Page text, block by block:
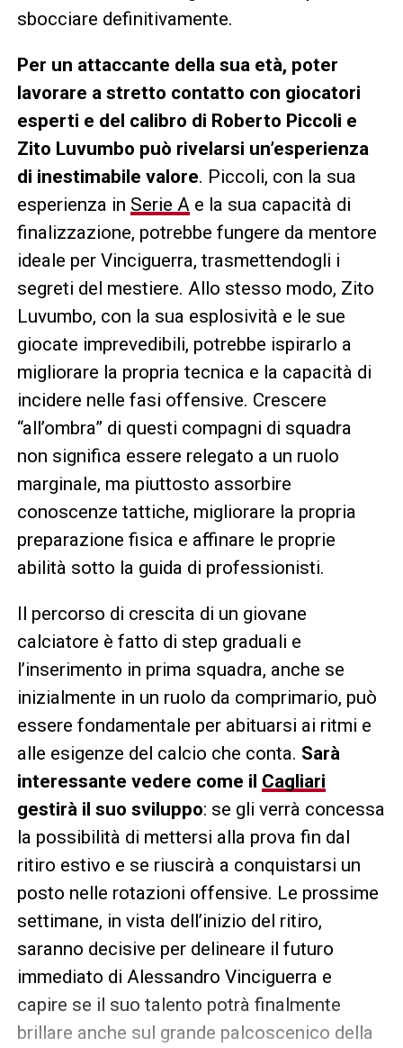
sbocciare definitivamente.
Per un attaccante della sua età, poter
lavorare a stretto contatto con giocatori
esperti e del calibro di Roberto Piccoli e
Zito Luvumbo può rivelarsi un’esperienza
di inestimabile valore. Piccoli, con la sua
esperienza in Serie Ae la sua capacità di
finalizzazione, potrebbe fungere da mentore
ideale per Vinciguerra, trasmettendogli i
segreti del mestiere. Allo stesso modo, Zito
Luvumbo, con la sua esplosività e le sue
giocate imprevedibili, potrebbe ispirarlo a
migliorare la propria tecnica e la capacità di
incidere nelle fasi offensive. Crescere
“all’ombra” di questi compagni di squadra
non significa essere relegato a un ruolo
marginale, ma piuttosto assorbire
conoscenze tattiche, migliorare la propria
preparazione fisica e affinare le proprie
abilità sotto la guida di professionisti.
Il percorso di crescita di un giovane
calciatore è fatto di step graduali e
l’inserimento in prima squadra, anche se
inizialmente in un ruolo da comprimario, può
essere fondamentale per abituarsi ai ritmi e
alle esigenze del calcio che conta. Sarà
interessante vedere come il Cagliari
gestirà il suo sviluppo: se gli verrà concessa
la possibilità di mettersi alla prova fin dal
ritiro estivo e se riuscirà a conquistarsi un
posto nelle rotazioni offensive. Le prossime
settimane, in vista dell’inizio del ritiro,
saranno decisive per delineare il futuro
immediato di Alessandro Vinciguerra e
capire se il suo talento potrà finalmente
brillare anche sul grande palcoscenico della